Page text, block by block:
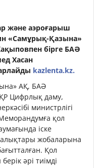
және аэроғарыш
«Самұрық-Қазына»
бірге БАӘ
Хасан
kazlenta.kz.
АҚ, БАӘ
Цифрлық даму,
министрлігі
қол
іске
жобаларына
Қол
әрі тиімді